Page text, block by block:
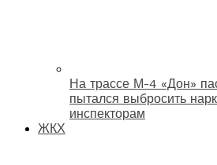
На трассе М-4 «Дон»
пытался выбросить
инспекторам
ЖКХ